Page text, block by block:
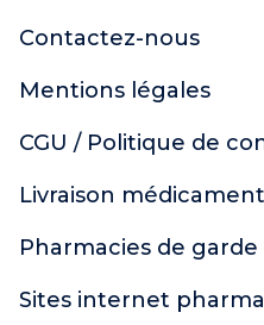
Contactez-nous
Mentions légales
CGU / Politique de
Livraison
Pharmacies de garde
Sites internet